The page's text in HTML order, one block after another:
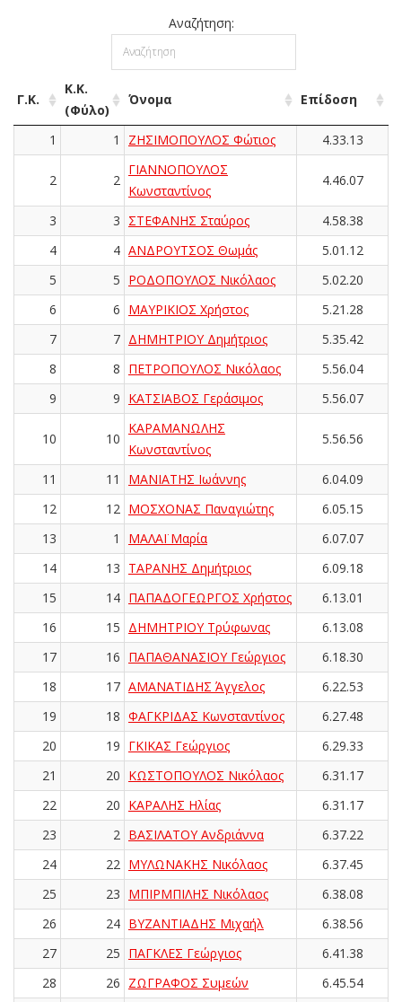
Αναζήτηση:
Γ.Κ.
Κ.Κ.
(Φύλο)
Όνομα Επίδοση
1 1 ΖΗΣΙΜΟΠΟΥΛΟΣ Φώτιος 4.33.13
2 2
ΓΙΑΝΝΟΠΟΥΛΟΣ
Κωνσταντίνος
4.46.07
3 3 ΣΤΕΦΑΝΗΣ Σταύρος
4.58.38
4
4 ΑΝΔΡΟΥΤΣΟΣ Θωμάς
5.01.12
5
5 ΡΟΔΟΠΟΥΛΟΣ Νικόλαος
5.02.20
6
6 ΜΑΥΡΙΚΙΟΣ Χρήστος
5.21.28
7
7 ΔΗΜΗΤΡΙΟΥ Δημήτριος
5.35.42
8
8 ΠΕΤΡΟΠΟΥΛΟΣ Νικόλαος
5.56.04
9
9 ΚΑΤΣΙΑΒΟΣ Γεράσιμος 5.56.07
10 10
ΚΑΡΑΜΑΝΩΛΗΣ
Κωνσταντίνος
5.56.56
11 11 ΜΑΝΙΑΤΗΣ Ιωάννης
6.04.09
12
12 ΜΟΣΧΟΝΑΣ Παναγιώτης
6.05.15
13
1 ΜΑΛΑΪ Μαρία
6.07.07
14
13 ΤΑΡΑΝΗΣ Δημήτριος
6.09.18
15
14 ΠΑΠΑΔΟΓΕΩΡΓΟΣ Χρήστος
6.13.01
16
15 ΔΗΜΗΤΡΙΟΥ Τρύφωνας
6.13.08
17
16 ΠΑΠΑΘΑΝΑΣΙΟΥ Γεώργιος
6.18.30
18
17 ΑΜΑΝΑΤΙΔΗΣ Άγγελος
6.22.53
19
18 ΦΑΓΚΡΙΔΑΣ Κωνσταντίνος
6.27.48
20
19 ΓΚΙΚΑΣ Γεώργιος
6.29.33
21
20 ΚΩΣΤΟΠΟΥΛΟΣ Νικόλαος
6.31.17
22
20 ΚΑΡΑΛΗΣ Ηλίας
6.31.17
23
2 ΒΑΣΙΛΑΤΟΥ Ανδριάννα
6.37.22
24
22 ΜΥΛΩΝΑΚΗΣ Νικόλαος
6.37.45
25
23 ΜΠΙΡΜΠΙΛΗΣ Νικόλαος
6.38.08
26
24 ΒΥΖΑΝΤΙΑΔΗΣ Μιχαήλ
6.38.56
27
25 ΠΑΓΚΛΕΣ Γεώργιος
6.41.38
28
26 ΖΩΓΡΑΦΟΣ Συμεών 6.45.54